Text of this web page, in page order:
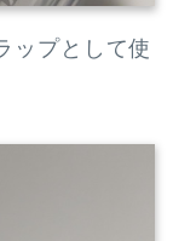
ップとして使